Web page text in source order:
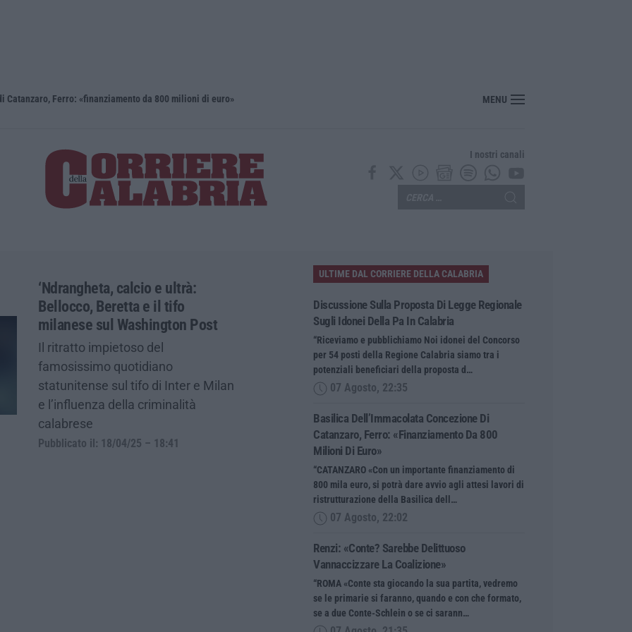
Catanzaro, Ferro: «finanziamento da 800 milioni di euro» Renzi: «Conte? Sarebbe delittuoso vannaccizzare la coalizione»
MENU
I nostri canali
‘Ndrangheta, calcio e ultrà:
Bellocco, Beretta e il tifo
milanese sul Washington Post
Il ritratto impietoso del
famosissimo quotidiano
statunitense sul tifo di Inter e Milan
e l’influenza della criminalità
calabrese
Pubblicato il: 18/04/25 – 18:41
ULTIME DAL CORRIERE DELLA CALABRIA
Discussione Sulla Proposta Di Legge Regionale
Sugli Idonei Della Pa In Calabria
“Riceviamo e pubblichiamo Noi idonei del Concorso
per 54 posti della Regione Calabria siamo tra i
potenziali beneficiari della proposta d…
07 Agosto, 22:35
Basilica Dell’Immacolata Concezione Di
Catanzaro, Ferro: «finanziamento Da 800
Milioni Di Euro»
“CATANZARO «Con un importante finanziamento di
800 mila euro, si potrà dare avvio agli attesi lavori di
ristrutturazione della Basilica dell…
07 Agosto, 22:02
Renzi: «Conte? Sarebbe Delittuoso
Vannaccizzare La Coalizione»
“ROMA «Conte sta giocando la sua partita, vedremo
se le primarie si faranno, quando e con che formato,
se a due Conte-Schlein o se ci sarann…